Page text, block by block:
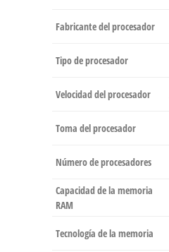
Fabricante del procesador
Tipo de procesador
Velocidad del procesador
Toma del procesador
Número de procesadores
Capacidad de la memoria
RAM
Tecnología de la memoria